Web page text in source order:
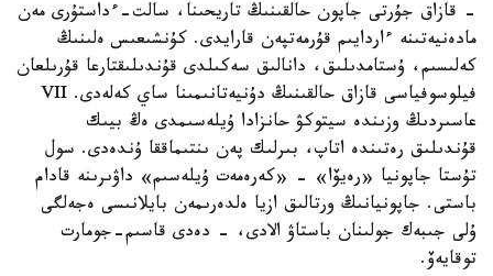
- قازاق جۇرتى جاپون حالقىنىڭ تاريحىنا، سالت-ءداستۇرى مەن
مادەنيەتىنە ءاردايىم قۇرمەتپەن قارايدى. كۇنشىعىس ەلىنىڭ
كەلىسىم، ۇستامدىلىق، دانالىق سەكىلدى قۇندىلىقتارعا قۇرىلعان
فيلوسوفياسى قازاق حالقىنىڭ دۇنيەتانىمىنا ساي كەلەدى. VII
عاسىردىڭ وزىندە سيتوكۋ حانزادا ۇيلەسىمدى ەڭ بيىك
قۇندىلىق رەتىندە اتاپ، بىرلىك پەن ىنتىماققا ۇندەدى. سول
تۇستا جاپونيا «رەيۆا» - «كەرەمەت ۇيلەسىم» داۋىرىنە قادام
باستى. جاپونيانىڭ ورتالىق ازيا ەلدەرىمەن بايلانىسى ەجەلگى
ۇلى جىبەك جولىنان باستاۋ الادى، - دەدى قاسىم-جومارت
توقايەۆ.